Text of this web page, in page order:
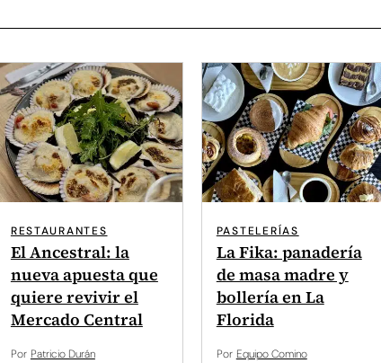
RESTAURANTES
El Ancestral: la
nueva apuesta que
quiere revivir el
Mercado Central
Por Patricio Durán
PASTELERÍAS
La Fika: panadería
de masa madre y
bollería en La
Florida
Por Equipo Comino